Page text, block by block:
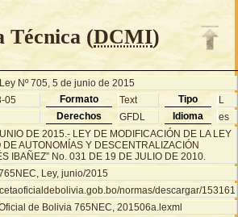
Técnica (DCMI)
Nº 705, 5 de junio de 2015
05 Formato Text Tipo
L
Derechos GFDL Idioma es
DE 2015.- LEY DE MODIFICACIÓN DE LA LEY
DE AUTONOMÍAS Y DESCENTRALIZACIÓN
IBAÑEZ” No. 031 DE 19 DE JULIO DE 2010.
Ley, junio/2015
normas/descargar/153161
de Bolivia 765NEC, 201506a.lexml